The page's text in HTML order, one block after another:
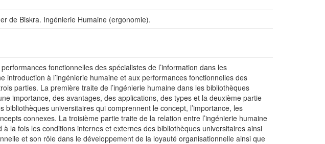
de Biskra. Ingénierie Humaine (ergonomie).
fonctionnelles des spécialistes de l’information dans les
à l’ingénierie humaine et aux performances fonctionnelles des
parties. La première traite de l’ingénierie humaine dans les bibliothèques
importance, des avantages, des applications, des types et la deuxième partie
universitaires qui comprennent le concept, l’importance, les
connexes. La troisième partie traite de la relation entre l’ingénierie humaine
la fois les conditions internes et externes des bibliothèques universitaires ainsi
et son rôle dans le développement de la loyauté organisationnelle ainsi que